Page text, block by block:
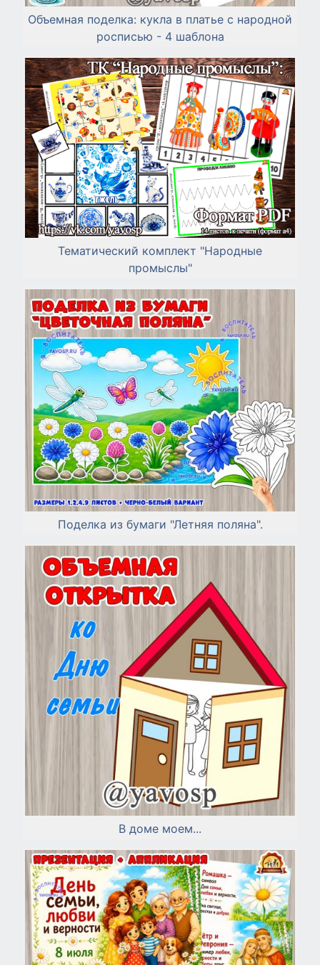
Объемная поделка: кукла в платье с народной
росписью - 4 шаблона
Тематический комплект "Народные
промыслы"
Поделка из бумаги "Летняя поляна".
В доме моем...